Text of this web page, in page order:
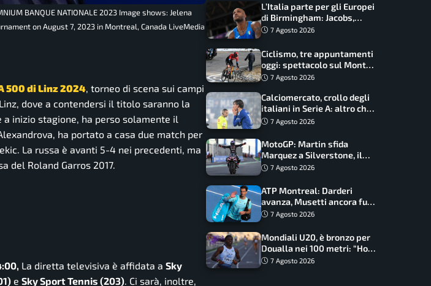
BANQUE NATIONALE 2023 Image shows: Jelena
on August 7, 2023 in Montreal, Canada LiveMedia
500 di Linz 2024, torneo di scena sui campi
dove a contendersi il titolo saranno la
inizio stagione, ha perso solamente il
ha portato a casa due match per
La russa è avanti 5-4 nei precedenti, ma
del Roland Garros 2017.
La diretta televisiva è affidata a Sky
e Sky Sport Tennis (203). Ci sarà, inoltre,
L’Italia parte per gli Europei
di Birmingham: Jacobs,
Tamberi e Battocletti
record
7 Agosto 2026
Ciclismo, tre appuntamenti
oggi: spettacolo sul Mont
Ventoux, orari e come
7 Agosto 2026
Calciomercato, crollo degli
italiani in Serie A: altro che
svolta dopo il Mondiale
7 Agosto 2026
MotoGP: Martin sfida
Marquez a Silverstone, il
programma e gli orari
7 Agosto 2026
ATP Montreal: Darderi
avanza, Musetti ancora fuori
con Jodar
7 Agosto 2026
Mondiali U20, è bronzo per
Doualla nei 100 metri: “Ho
scacciato l’ansia”
7 Agosto 2026